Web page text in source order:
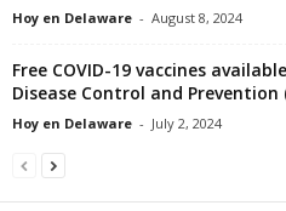
Hoy en Delaware - August 8, 2024
Free COVID-19 vaccines
Disease Control and Prevention
Hoy en Delaware - July 2, 2024